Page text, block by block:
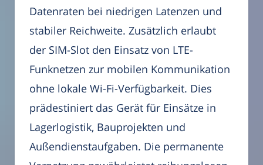
Datenraten bei niedrigen Latenzen und
stabiler Reichweite. Zusätzlich erlaubt
der SIM-Slot den Einsatz von LTE-
Funknetzen zur mobilen Kommunikation
ohne lokale Wi-Fi-Verfügbarkeit. Dies
prädestiniert das Gerät für Einsätze in
Lagerlogistik, Bauprojekten und
Außendienstaufgaben. Die permanente